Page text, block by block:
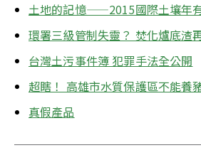
土地的記憶——2015國際土壤年
環署三級管制失靈？ 焚化爐底渣
台灣土污事件簿 犯罪手法全公開
超瞎！ 高雄市水質保護區不能養
真假產品